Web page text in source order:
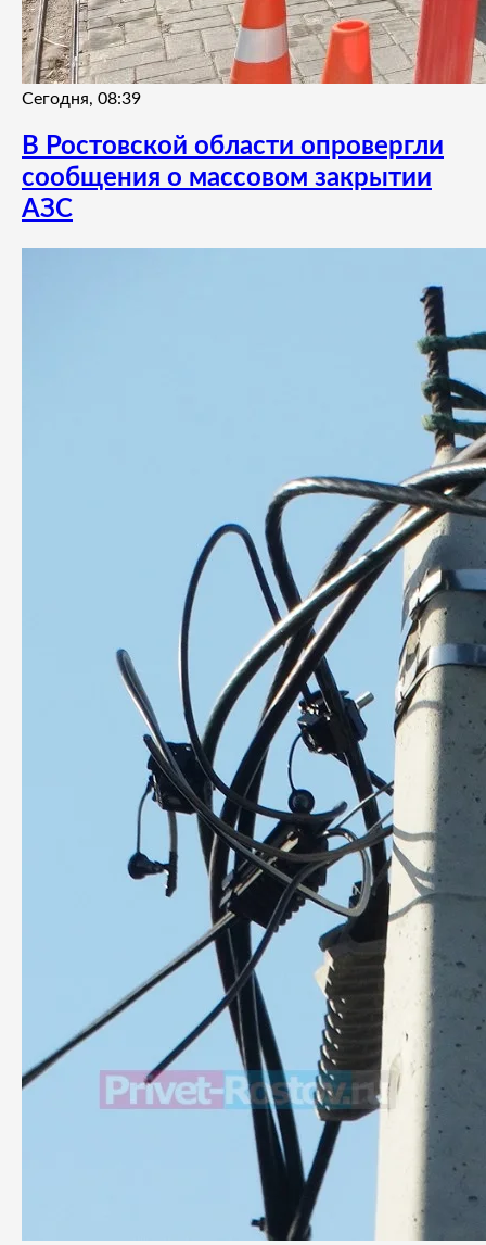
Сегодня, 08:39
В Ростовской области опровергли
сообщения о массовом закрытии
АЗС